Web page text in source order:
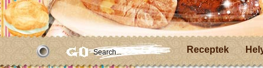
Receptek